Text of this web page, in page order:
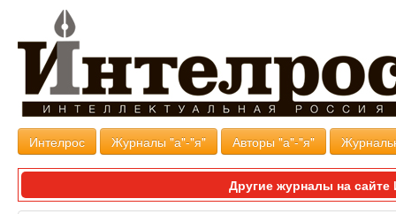
Интелрос Журналы "а"-"я" Авторы "а"-"я"
Другие журналы на